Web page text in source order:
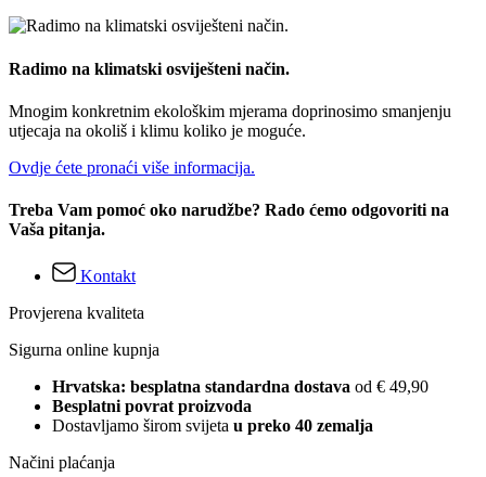
Radimo na klimatski osviješteni način.
Mnogim konkretnim ekološkim mjerama doprinosimo smanjenju
utjecaja na okoliš i klimu koliko je moguće.
Ovdje ćete pronaći više informacija.
Treba Vam pomoć oko narudžbe? Rado ćemo odgovoriti na
Vaša pitanja.
Kontakt
Provjerena kvaliteta
Sigurna online kupnja
Hrvatska: besplatna standardna dostava od € 49,90
Besplatni povrat proizvoda
Dostavljamo širom svijeta u preko 40 zemalja
Načini plaćanja